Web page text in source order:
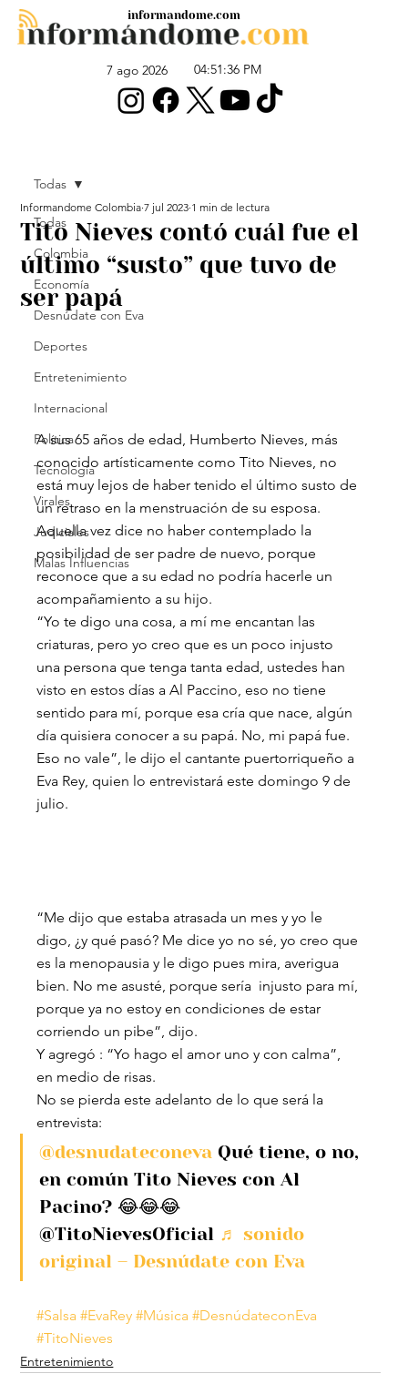
7 ago 2026 04:51:36 PM
informandome.com
Todas
Colombia
Economía
Desnúdate con Eva
Deportes
Entretenimiento
Internacional
Política
Tecnología
Virales
Judiciales
Malas Influencias
Todas
Tito Nieves contó cuál fue el
último “susto” que tuvo de
ser papá
Informandome Colombia 7 jul 2023 1 min de lectura
A sus 65 años de edad, Humberto Nieves, más
conocido artísticamente como Tito Nieves, no
está muy lejos de haber tenido el último susto de
un retraso en la menstruación de su esposa.
Aquella vez dice no haber contemplado la
posibilidad de ser padre de nuevo, porque
reconoce que a su edad no podría hacerle un
acompañamiento a su hijo.
“Yo te digo una cosa, a mí me encantan las
criaturas, pero yo creo que es un poco injusto
una persona que tenga tanta edad, ustedes han
visto en estos días a Al Paccino, eso no tiene
sentido para mí, porque esa cría que nace, algún
día quisiera conocer a su papá. No, mi papá fue.
Eso no vale”, le dijo el cantante puertorriqueño a
Eva Rey, quien lo entrevistará este domingo 9 de
julio.
“Me dijo que estaba atrasada un mes y yo le
digo, ¿y qué pasó? Me dice yo no sé, yo creo que
es la menopausia y le digo pues mira, averigua
bien. No me asusté, porque sería  injusto para mí,
porque ya no estoy en condiciones de estar
corriendo un pibe”, dijo.
Y agregó : “Yo hago el amor uno y con calma”,
en medio de risas.
No se pierda este adelanto de lo que será la
entrevista:
@desnudateconeva Qué tiene, o no,
en común Tito Nieves con Al
Pacino? 😂😂😂
@TitoNievesOficial ♬ sonido
original – Desnúdate con Eva
#Salsa #EvaRey #Música #DesnúdateconEva
#TitoNieves
Entretenimiento